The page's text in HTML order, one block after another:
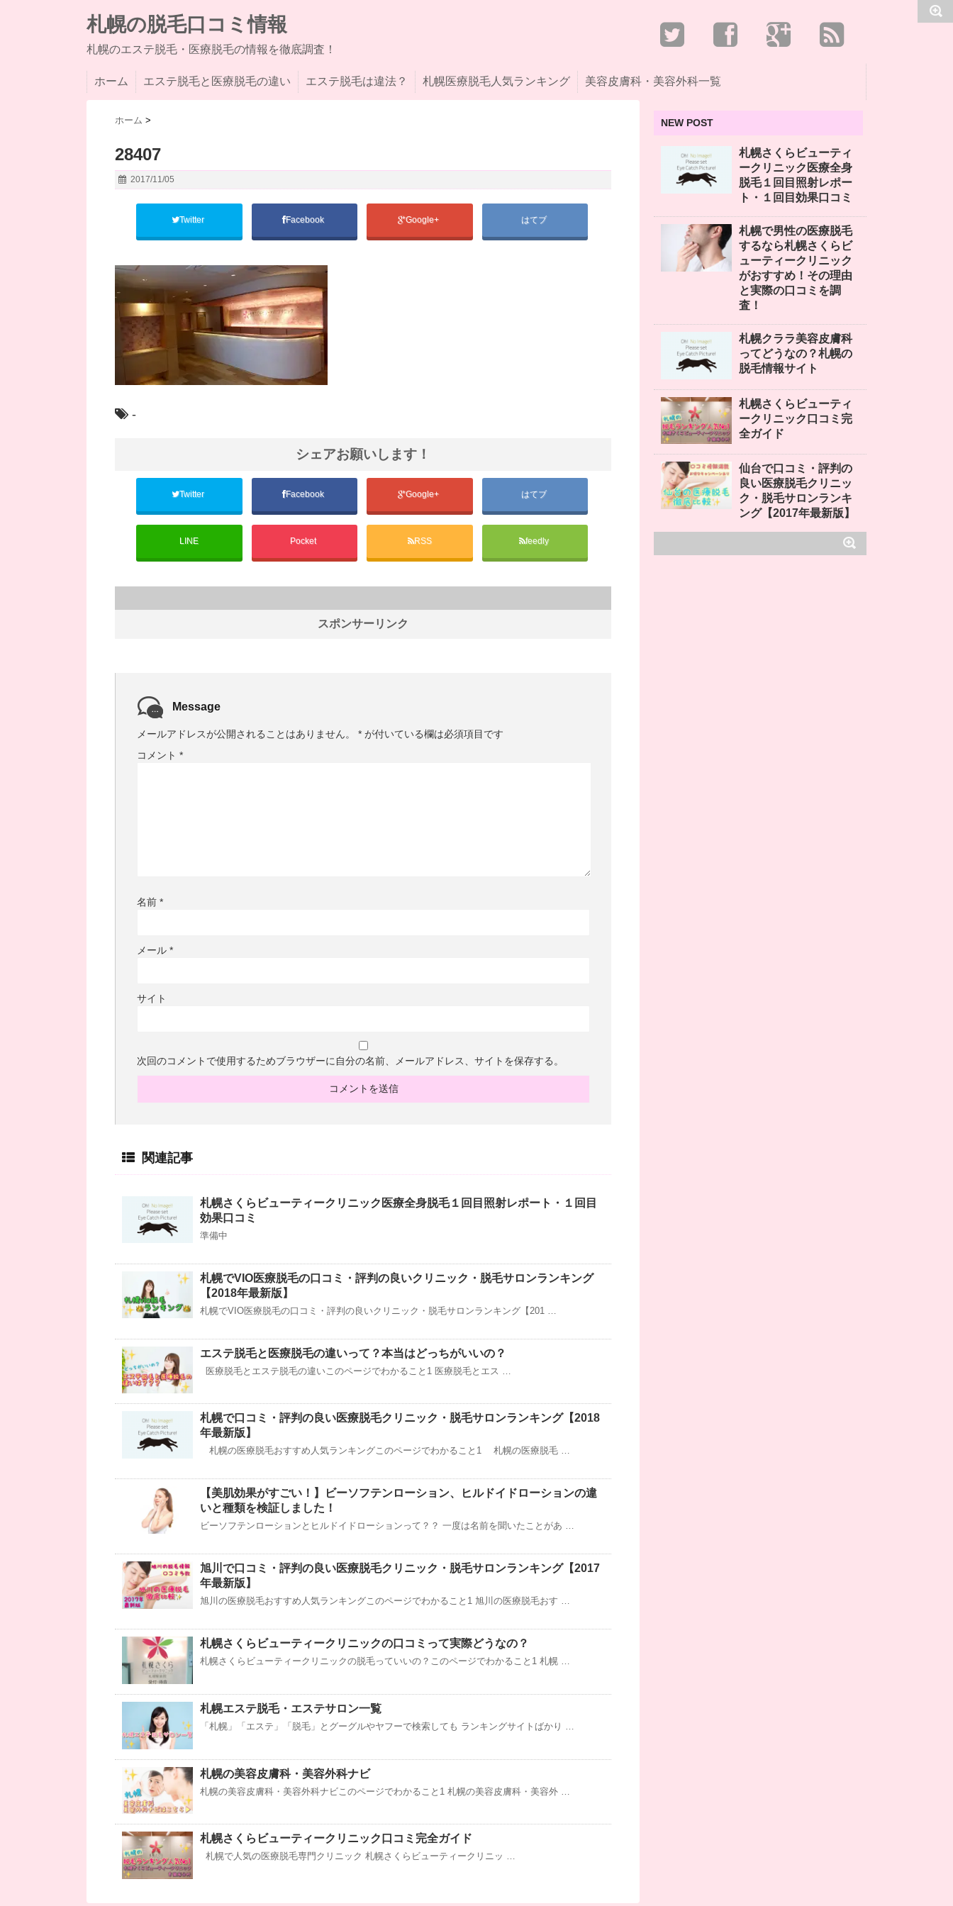
札幌の脱毛口コミ情報
札幌のエステ脱毛・医療脱毛の情報を徹底調査！
ホーム エステ脱毛と医療脱毛の違い エステ脱毛は違法？ 札幌医療脱毛人気ランキング 美容皮膚科・美容外科一覧
ホーム >
28407
2017/11/05
Twitter Facebook Google+ はてブ
-
シェアお願いします！
Twitter Facebook Google+ はてブ
LINE Pocket RSS feedly
スポンサーリンク
Message
メールアドレスが公開されることはありません。 * が付いている欄は必須項目です
コメント *
名前 *
メール *
サイト
次回のコメントで使用するためブラウザーに自分の名前、メールアドレス、サイトを保存する。
関連記事
札幌さくらビューティークリニック医療全身脱毛１回目照射レポート・１回目
効果口コミ
準備中
札幌でVIO医療脱毛の口コミ・評判の良いクリニック・脱毛サロンランキング
【2018年最新版】
札幌でVIO医療脱毛の口コミ・評判の良いクリニック・脱毛サロンランキング【201 …
エステ脱毛と医療脱毛の違いって？本当はどっちがいいの？
医療脱毛とエステ脱毛の違いこのページでわかること1 医療脱毛とエス …
札幌で口コミ・評判の良い医療脱毛クリニック・脱毛サロンランキング【2018
年最新版】
札幌の医療脱毛おすすめ人気ランキングこのページでわかること1 札幌の医療脱毛 …
【美肌効果がすごい！】ビーソフテンローション、ヒルドイドローションの違
いと種類を検証しました！
ビーソフテンローションとヒルドイドローションって？？ 一度は名前を聞いたことがあ …
旭川で口コミ・評判の良い医療脱毛クリニック・脱毛サロンランキング【2017
年最新版】
旭川の医療脱毛おすすめ人気ランキングこのページでわかること1 旭川の医療脱毛おす …
札幌さくらビューティークリニックの口コミって実際どうなの？
札幌さくらビューティークリニックの脱毛っていいの？このページでわかること1 札幌 …
札幌エステ脱毛・エステサロン一覧
「札幌」「エステ」「脱毛」とグーグルやヤフーで検索しても ランキングサイトばかり …
札幌の美容皮膚科・美容外科ナビ
札幌の美容皮膚科・美容外科ナビこのページでわかること1 札幌の美容皮膚科・美容外 …
札幌さくらビューティークリニック口コミ完全ガイド
札幌で人気の医療脱毛専門クリニック 札幌さくらビューティークリニッ …
NEW POST
札幌さくらビューティ
ークリニック医療全身
脱毛１回目照射レポー
ト・１回目効果口コミ
札幌で男性の医療脱毛
するなら札幌さくらビ
ューティークリニック
がおすすめ！その理由
と実際の口コミを調
査！
札幌クララ美容皮膚科
ってどうなの？札幌の
脱毛情報サイト
札幌さくらビューティ
ークリニック口コミ完
全ガイド
仙台で口コミ・評判の
良い医療脱毛クリニッ
ク・脱毛サロンランキ
ング【2017年最新版】